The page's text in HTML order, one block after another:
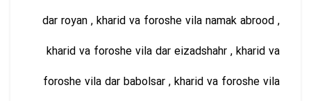
dar royan , kharid va foroshe vila namak abrood ,
kharid va foroshe vila dar eizadshahr , kharid va
foroshe vila dar babolsar , kharid va foroshe vila